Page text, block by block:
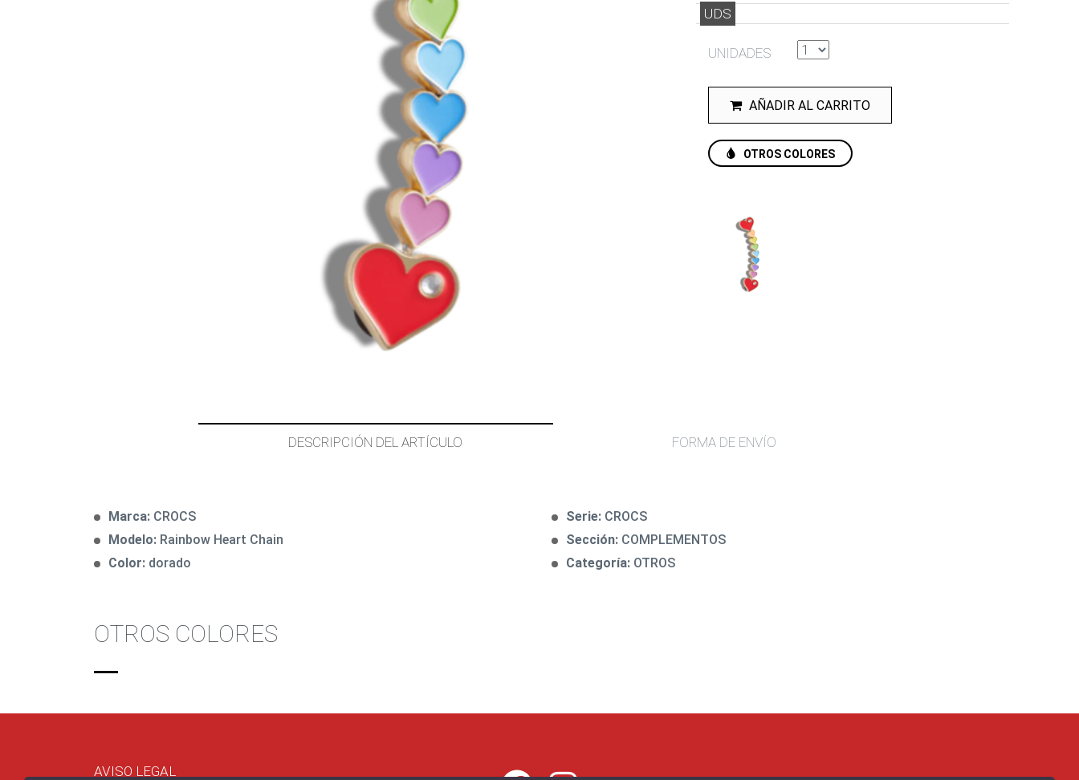
UDS
UNIDADES
AÑADIR AL CARRITO
OTROS COLORES
DESCRIPCIÓN DEL ARTÍCULO FORMA DE ENVÍO
Marca: CROCS
Modelo: Rainbow Heart Chain
Color: dorado
Serie: CROCS
Sección: COMPLEMENTOS
Categoría: OTROS
OTROS COLORES
AVISO LEGAL